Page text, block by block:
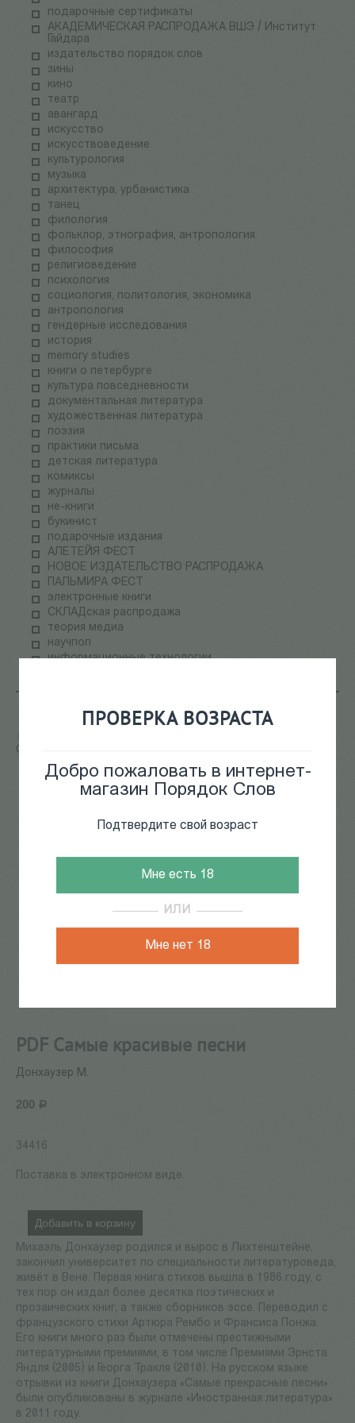
ПРОВЕРКА ВОЗРАСТА
Добро пожаловать в интернет-
магазин Порядок Слов
Подтвердите свой возраст
Мне есть 18
ИЛИ
Мне нет 18
подарочные сертификаты
АКАДЕМИЧЕСКАЯ РАСПРОДАЖА ВШЭ / Институт
Гайдара
издательство порядок слов
зины
кино
театр
авангард
искусство
искусствоведение
культурология
музыка
архитектура, урбанистика
танец
филология
фольклор, этнография, антропология
философия
религиоведение
психология
социология, политология, экономика
антропология
гендерные исследования
история
memory studies
книги о петербурге
культура повседневности
документальная литература
художественная литература
поэзия
практики письма
детская литература
комиксы
журналы
не-книги
букинист
подарочные издания
АЛЕТЕЙЯ ФЕСТ
НОВОЕ ИЗДАТЕЛЬСТВО РАСПРОДАЖА
ПАЛЬМИРА ФЕСТ
электронные книги
СКЛАДская распродажа
теория медиа
научпоп
информационные технологии
Самые красивые песни
60 из 87
PDF Самые красивые песни
Донхаузер М.
200 Р
34416
Поставка в электронном виде.
Добавить в корзину
Михаэль Донхаузер родился и вырос в Лихтенштейне,
закончил университет по специальности литературоведа,
живёт в Вене. Первая книга стихов вышла в 1986 году, с
тех пор он издал более десятка поэтических и
прозаических книг, а также сборников эссе. Переводил с
французского стихи Артюра Рембо и Франсиса Понжа.
Его книги много раз были отмечены престижными
литературными премиями, в том числе Премиями Эрнста
Яндля (2005) и Георга Тракля (2010). На русском языке
отрывки из книги Донхаузера «Самые прекрасные песни»
были опубликованы в журнале «Иностранная литература»
в 2011 году.